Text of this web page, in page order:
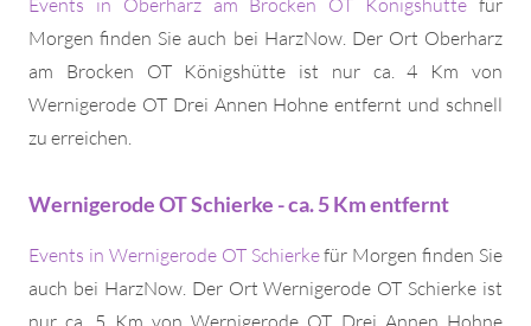
Morgen finden Sie auch bei HarzNow. Der Ort Oberharz
am Brocken OT Königshütte ist nur ca. 4 Km von
Wernigerode OT Drei Annen Hohne entfernt und schnell
zu erreichen.
Wernigerode OT Schierke - ca. 5 Km entfernt
Events in Wernigerode OT Schierkefür Morgen finden Sie
auch bei HarzNow. Der Ort Wernigerode OT Schierke ist
nur ca. 5 Km von Wernigerode OT Drei Annen Hohne